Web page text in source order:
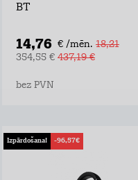
BT
14,76 € /mēn. 18,21
354,55 € 437,19 €
bez PVN
Izpārdošana! -96,57€